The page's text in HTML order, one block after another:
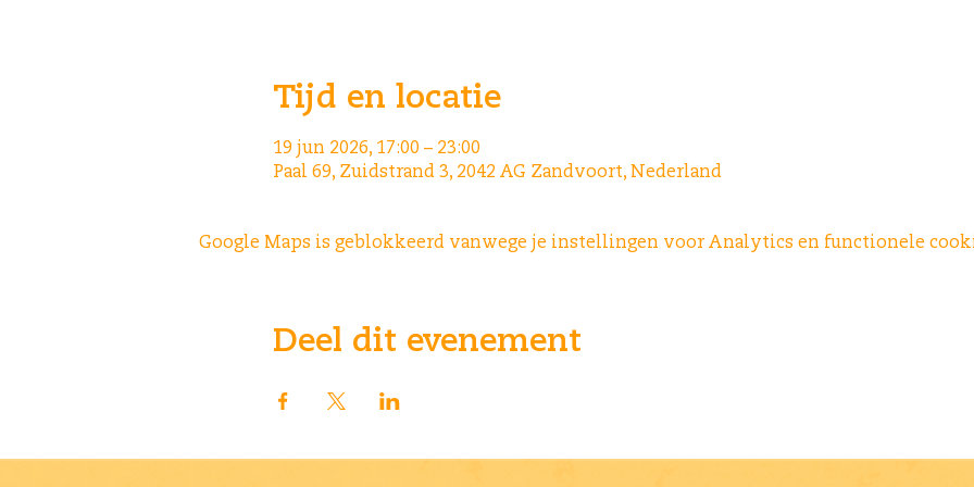
Tijd en locatie
19 jun 2026, 17:00 – 23:00
Paal 69, Zuidstrand 3, 2042 AG Zandvoort, Nederland
Google Maps is geblokkeerd vanwege je instellingen voor Analytics en functionele
Deel dit evenement